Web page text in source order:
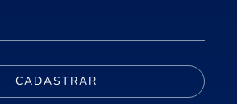
CADASTRAR